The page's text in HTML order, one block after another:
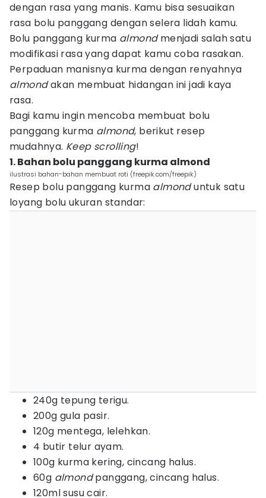
dengan rasa yang manis. Kamu bisa sesuaikan
rasa bolu panggang dengan selera lidah kamu.
Bolu panggang kurma almondmenjadi salah satu
modifikasi rasa yang dapat kamu coba rasakan.
Perpaduan manisnya kurma dengan renyahnya
almondakan membuat hidangan ini jadi kaya
rasa.
Bagi kamu ingin mencoba membuat bolu
panggang kurma almond, berikut resep
mudahnya. Keep scrolling!
1. Bahan bolu panggang kurma almond
ilustrasi bahan-bahan membuat roti (freepik.com/freepik)
Resep bolu panggang kurma almonduntuk satu
loyang bolu ukuran standar:
240g tepung terigu.
200g gula pasir.
120g mentega, lelehkan.
4 butir telur ayam.
100g kurma kering, cincang halus.
60g almondpanggang, cincang halus.
120ml susu cair.